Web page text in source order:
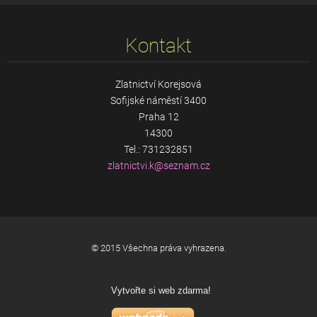
Kontakt
Zlatnictví Korejsová
Sofijské náměstí 3400
Praha 12
14300
Tel.: 731232851
zlatnictvi.k@seznam.cz
© 2015 Všechna práva vyhrazena.
Vytvořte si web zdarma!